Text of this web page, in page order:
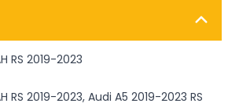
RS 2019-2023
RS 2019-2023, Audi A5 2019-2023 RS